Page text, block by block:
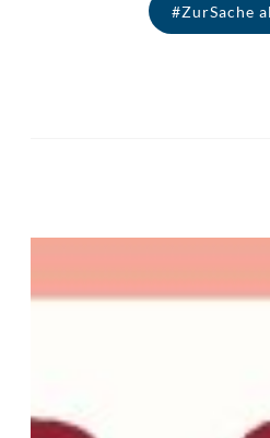
#ZurSache